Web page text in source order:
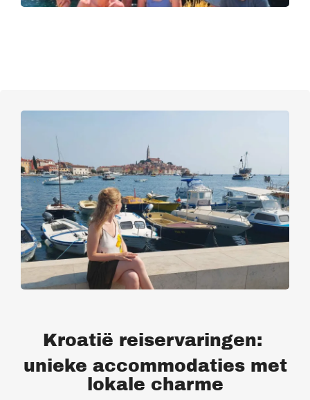
Kroatië reiservaringen:
unieke accommodaties met
lokale charme